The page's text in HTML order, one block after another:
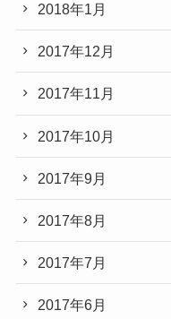
2018年1月
2017年12月
2017年11月
2017年10月
2017年9月
2017年8月
2017年7月
2017年6月